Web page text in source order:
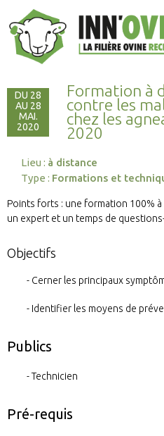
DU 28
AU 28
MAI.
2020
Formation à
contre les
chez les
2020
Lieu : à distance
Type : Formations et
Points forts : une formation 100%
un expert et un temps de
Objectifs
Cerner les principaux
Identifier les moyens de
Publics
Technicien
Pré-requis